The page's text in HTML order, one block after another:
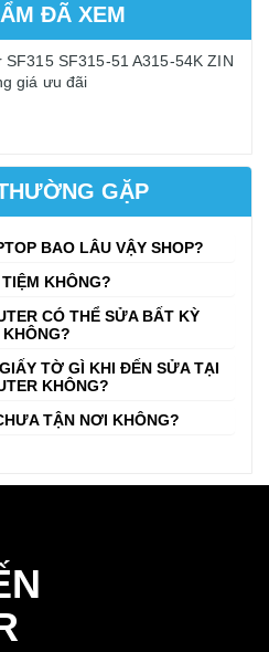
ĐÃ XEM
SF315 SF315-51 A315-54K ZIN
giá ưu đãi
GẶP
BAO LÂU VẬY SHOP?
KHÔNG?
CÓ THỂ SỬA BẤT KỲ
TỜ GÌ KHI ĐẾN SỬA TẠI
KHÔNG?
TẬN NƠI KHÔNG?